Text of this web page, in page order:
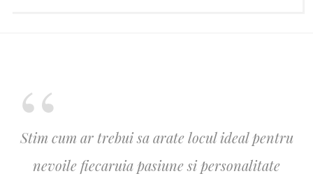
Stim cum ar trebui sa arate locul ideal pentru
nevoile fiecaruia pasiune si personalitate